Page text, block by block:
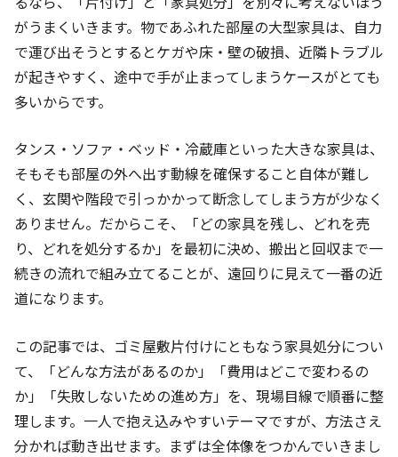
がうまくいきます。物であふれた部屋の大型家具は、自力
で運び出そうとするとケガや床・壁の破損、近隣トラブル
が起きやすく、途中で手が止まってしまうケースがとても
多いからです。
タンス・ソファ・ベッド・冷蔵庫といった大きな家具は、
そもそも部屋の外へ出す動線を確保すること自体が難し
く、玄関や階段で引っかかって断念してしまう方が少なく
ありません。だからこそ、「どの家具を残し、どれを売
り、どれを処分するか」を最初に決め、搬出と回収まで一
続きの流れで組み立てることが、遠回りに見えて一番の近
道になります。
この記事では、ゴミ屋敷片付けにともなう家具処分につい
て、「どんな方法があるのか」「費用はどこで変わるの
か」「失敗しないための進め方」を、現場目線で順番に整
理します。一人で抱え込みやすいテーマですが、方法さえ
分かれば動き出せます。まずは全体像をつかんでいきまし